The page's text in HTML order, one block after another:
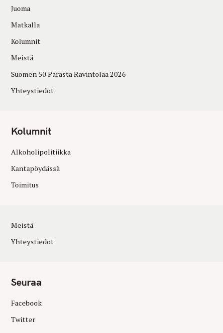
Juoma
Matkalla
Kolumnit
Meistä
Suomen 50 Parasta Ravintolaa 2026
Yhteystiedot
Kolumnit
Alkoholipolitiikka
Kantapöydässä
Toimitus
Meistä
Yhteystiedot
Seuraa
Facebook
Twitter